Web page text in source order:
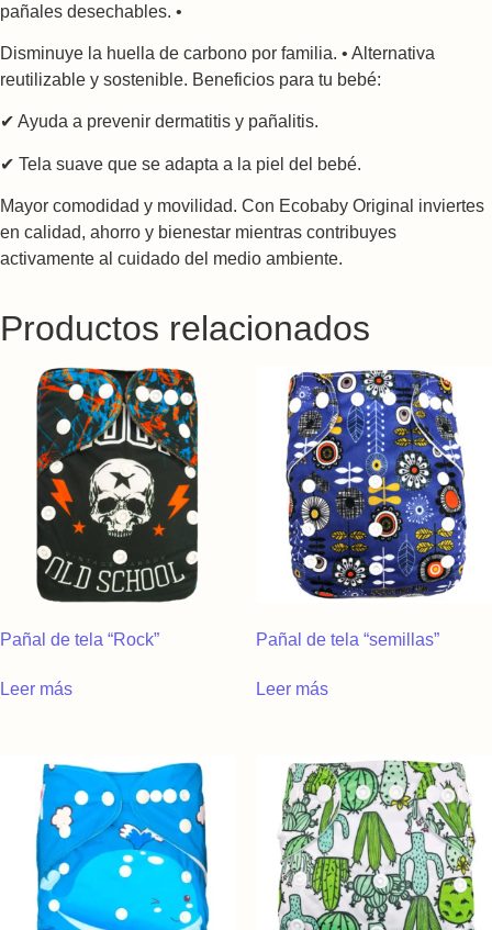
pañales desechables. •
Disminuye la huella de carbono por familia. • Alternativa
reutilizable y sostenible. Beneficios para tu bebé:
✔ Ayuda a prevenir dermatitis y pañalitis.
✔ Tela suave que se adapta a la piel del bebé.
Mayor comodidad y movilidad. Con Ecobaby Original inviertes
en calidad, ahorro y bienestar mientras contribuyes
activamente al cuidado del medio ambiente.
Productos relacionados
Pañal de tela “Rock”
Leer más
Pañal de tela “semillas”
Leer más